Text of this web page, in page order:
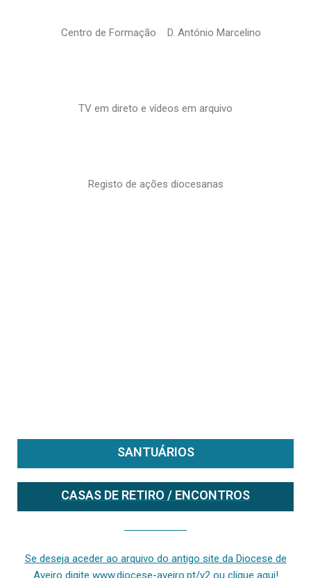
Centro de Formação D. António Marcelino
TV em direto e vídeos em arquivo
Registo de ações diocesanas
SANTUÁRIOS
CASAS DE RETIRO / ENCONTROS
Se deseja aceder ao arquivo do antigo site da Diocese de
Aveiro digite www.diocese-aveiro.pt/v2 ou clique aqui!